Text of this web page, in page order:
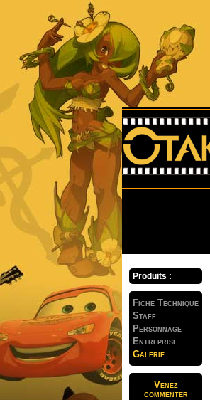
Produits :
Fiche Technique
Staff
Personnage
Entreprise
Galerie
Venez
commenter